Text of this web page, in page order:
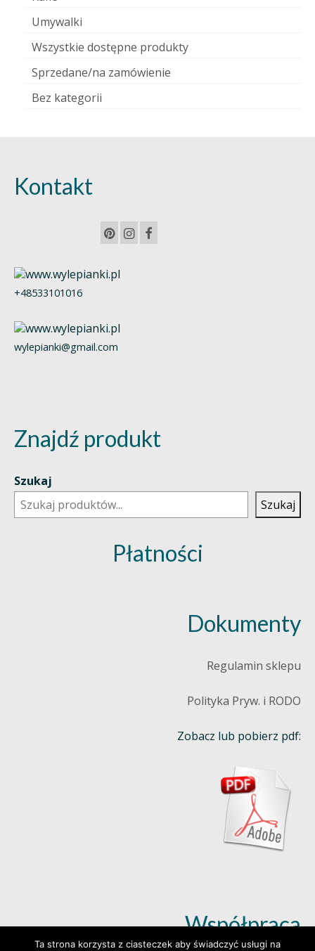
Umywalki
Wszystkie dostępne produkty
Sprzedane/na zamówienie
Bez kategorii
Kontakt
+48533101016
wylepianki@gmail.com
Znajdź produkt
Szukaj
Szukaj
Płatności
Dokumenty
Regulamin sklepu
Polityka Pryw. i RODO
Zobacz lub pobierz pdf:
Współpraca
Ta strona korzysta z ciasteczek aby świadczyć usługi na